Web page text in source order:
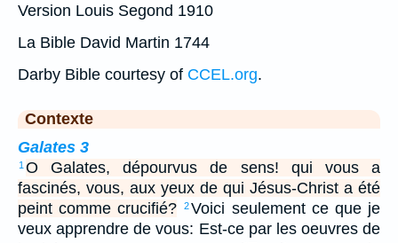
Version Louis Segond 1910
La Bible David Martin 1744
Darby Bible courtesy of CCEL.org.
Contexte
Galates 3
1 O Galates, dépourvus de sens! qui vous a
fascinés, vous, aux yeux de qui Jésus-Christ a été
peint comme crucifié?
2 Voici seulement ce que je
veux apprendre de vous: Est-ce par les oeuvres de